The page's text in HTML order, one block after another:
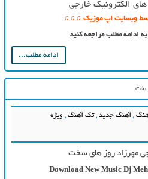
الکترونیک خارجی
وبسایت اپ موزیک ♫♫♫
ادامه مطلب مراجعه کنید
ادامه مطلب...
سخت
, آهنگ جدید,تک آهنگ, ویژه
مهرزاد روز های سخت
Download New Music Dj